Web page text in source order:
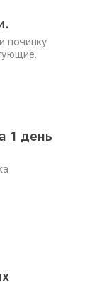
починку
1 день